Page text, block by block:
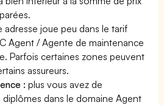
adresse joue peu dans le tarif
Agent / Agente de maintenance
Parfois certaines zones peuvent
assureurs.
:plus vous avez de
dans le domaine Agent